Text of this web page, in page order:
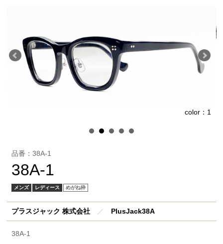
color：1
品番：38A-1
38A-1
メンズ レディース めがね枠
プラスジャック 株式会社 ／ PlusJack38A
38A-1